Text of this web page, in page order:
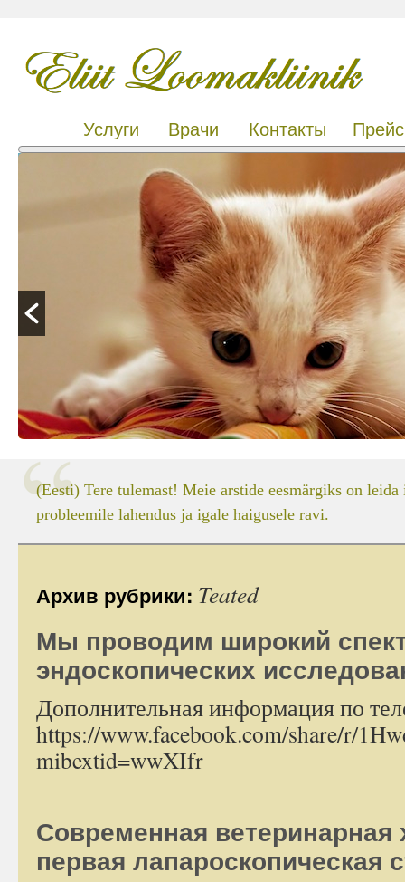
Контакты
Врачи
Услуги
(Eesti) Tere tulemast! Meie arstide eesmärgiks on leida
probleemile lahendus ja igale haigusele ravi.
Архив рубрики: Teated
Мы проводим широкий
эндоскопических
Дополнительная информация по
https://www.facebook.com/share/r/
mibextid=wwXIfr
Современная ветеринарная
первая лапароскопическая